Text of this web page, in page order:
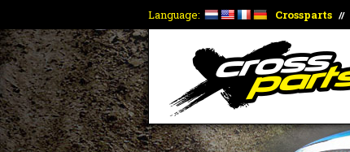
Language: Crossparts //